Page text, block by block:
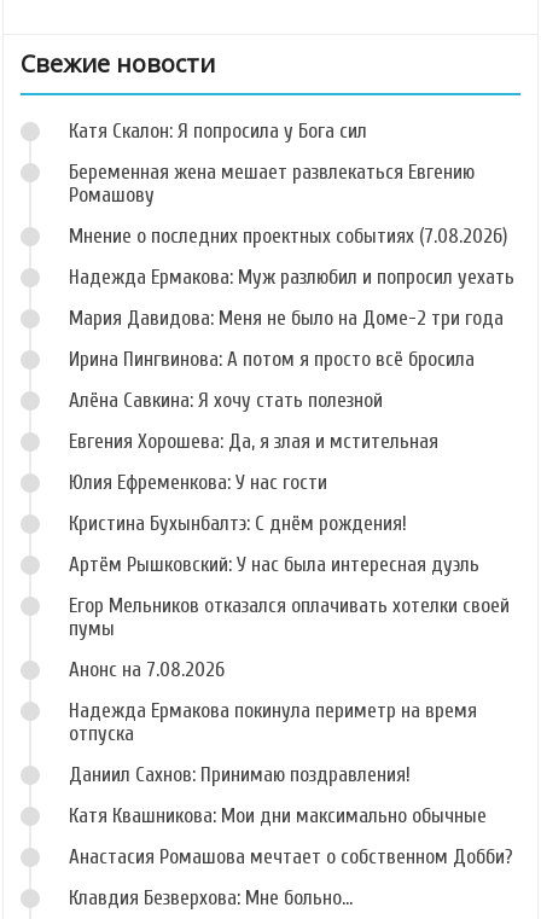
Свежие новости
Катя Скалон: Я попросила у Бога сил
Беременная жена мешает развлекаться Евгению
Ромашову
Мнение о последних проектных событиях (7.08.2026)
Надежда Ермакова: Муж разлюбил и попросил уехать
Мария Давидова: Меня не было на Доме-2 три года
Ирина Пингвинова: А потом я просто всё бросила
Алёна Савкина: Я хочу стать полезной
Евгения Хорошева: Да, я злая и мстительная
Юлия Ефременкова: У нас гости
Кристина Бухынбалтэ: С днём рождения!
Артём Рышковский: У нас была интересная дуэль
Егор Мельников отказался оплачивать хотелки своей
пумы
Анонс на 7.08.2026
Надежда Ермакова покинула периметр на время
отпуска
Даниил Сахнов: Принимаю поздравления!
Катя Квашникова: Мои дни максимально обычные
Анастасия Ромашова мечтает о собственном Добби?
Клавдия Безверхова: Мне больно...